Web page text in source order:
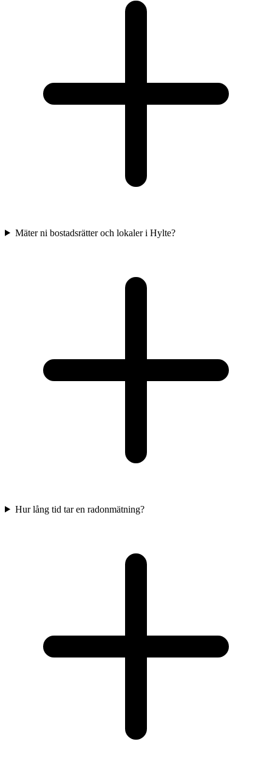
Mäter ni bostadsrätter och lokaler i Hylte?
Hur lång tid tar en radonmätning?